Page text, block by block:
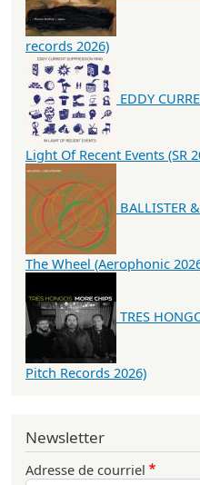
records 2026)
EDDY
Light Of Recent Events (SR
BALLISTER
The Wheel (Aerophonic
TRES
Pitch Records 2026)
Newsletter
Adresse de courriel